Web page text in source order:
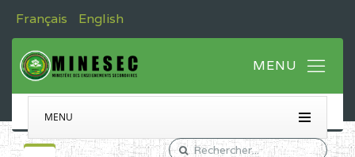
Français English
MENU